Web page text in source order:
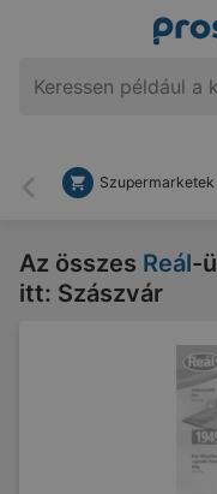
Vissza
Szupermarketek
Az összes Reál-
itt: Szászvár